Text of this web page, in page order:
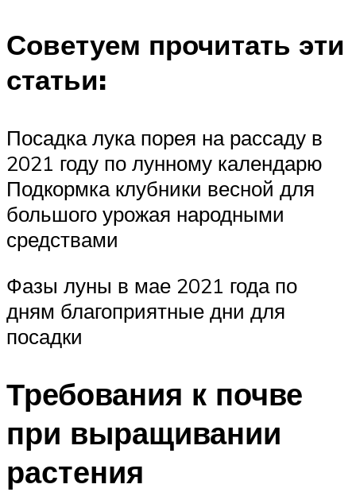
Советуем прочитать эти
статьи:
Посадка лука порея на рассаду в
2021 году по лунному календарю
Подкормка клубники весной для
большого урожая народными
средствами
Фазы луны в мае 2021 года по
дням благоприятные дни для
посадки
Требования к почве
при выращивании
растения